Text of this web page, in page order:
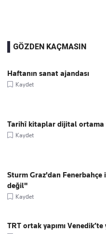
GÖZDEN KAÇMASIN
Haftanın sanat ajandası
Kaydet
Tarihî kitaplar dijital ortama
Kaydet
Sturm Graz'dan Fenerbahçe
değil"
Kaydet
TRT ortak yapımı Venedik’te